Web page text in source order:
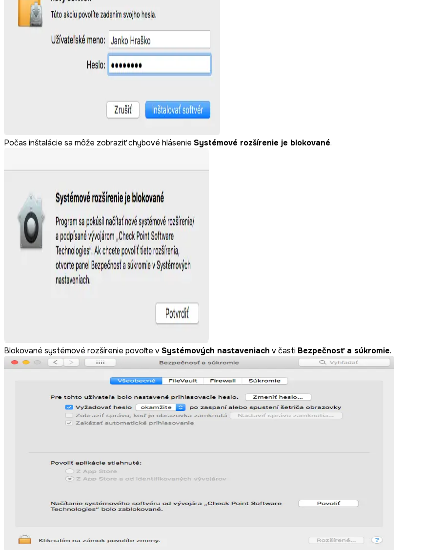
Počas inštalácie sa môže zobraziť chybové hlásenie Systémové rozšírenie je blokované.
Blokované systémové rozšírenie povoľte vSystémových nastaveniach v časti Bezpečnosť a súkromie.